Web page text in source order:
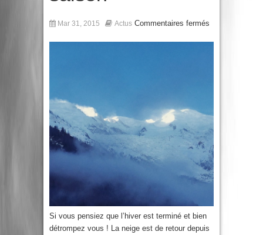
Mar 31, 2015 Actus Commentaires fermés
Si vous pensiez que l’hiver est terminé et bien
détrompez vous ! La neige est de retour depuis